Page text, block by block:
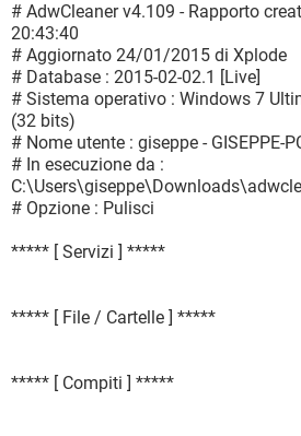
# AdwCleaner v4.109 - Rapporto
20:43:40
# Aggiornato 24/01/2015 di Xplode
# Database : 2015-02-02.1 [Live]
# Sistema operativo : Windows 7
(32 bits)
# Nome utente : giseppe - GISEPPE-
# In esecuzione da :
# Opzione : Pulisci
***** [ Servizi ] *****
***** [ File / Cartelle ] *****
***** [ Compiti ] *****